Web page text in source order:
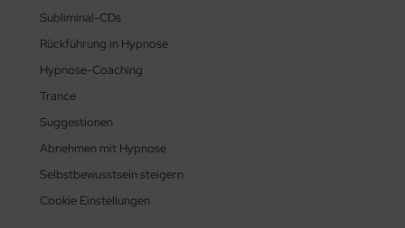
Subliminal-CDs
Rückführung in Hypnose
Hypnose-Coaching
Trance
Suggestionen
Abnehmen mit Hypnose
Selbstbewusstsein steigern
Cookie Einstellungen